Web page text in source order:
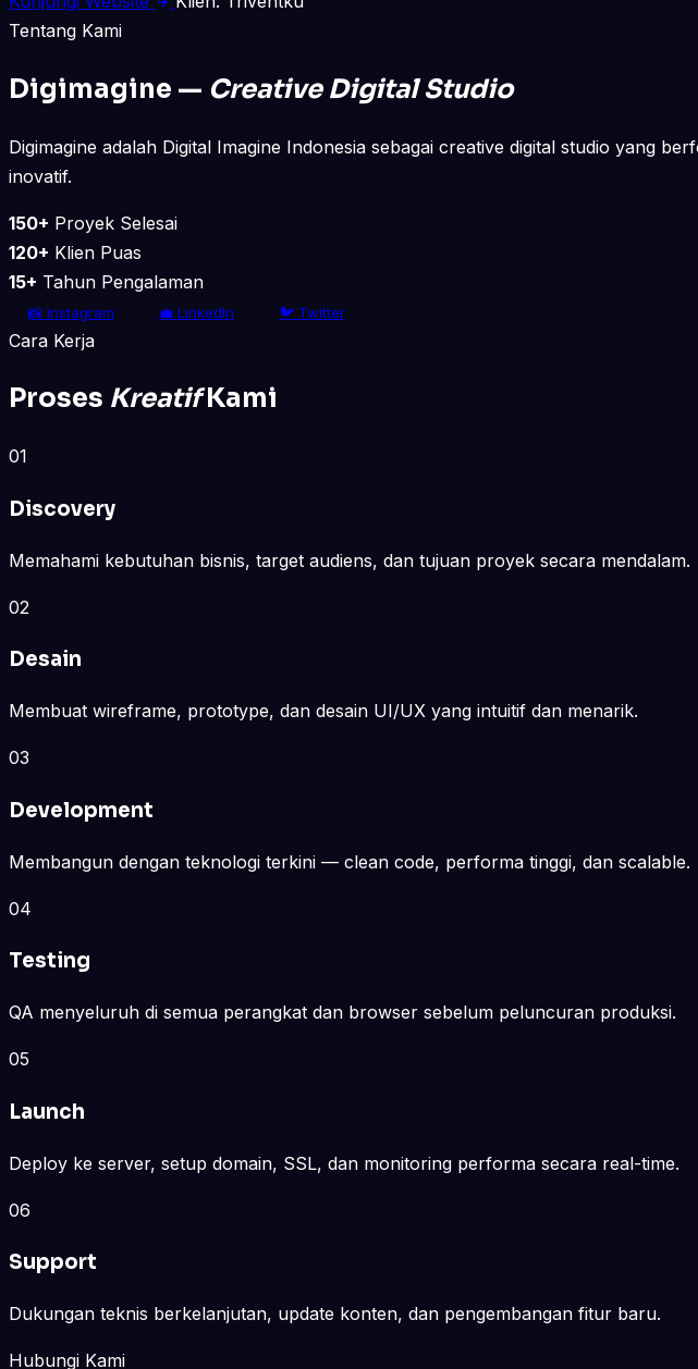
Tentang Kami
Digimagine — Creative Digital Studio
Digimagine adalah Digital Imagine Indonesia sebagai creative digital studio yang
inovatif.
150+ Proyek Selesai
120+ Klien Puas
15+ Tahun Pengalaman
📸 Instagram 💼 LinkedIn 🐦 Twitter
Cara Kerja
Proses KreatifKami
01
Discovery
Memahami kebutuhan bisnis, target audiens, dan tujuan proyek secara mendalam.
02
Desain
Membuat wireframe, prototype, dan desain UI/UX yang intuitif dan menarik.
03
Development
Membangun dengan teknologi terkini — clean code, performa tinggi, dan scalable.
04
Testing
QA menyeluruh di semua perangkat dan browser sebelum peluncuran produksi.
05
Launch
Deploy ke server, setup domain, SSL, dan monitoring performa secara real-time.
06
Support
Dukungan teknis berkelanjutan, update konten, dan pengembangan fitur baru.
Hubungi Kami